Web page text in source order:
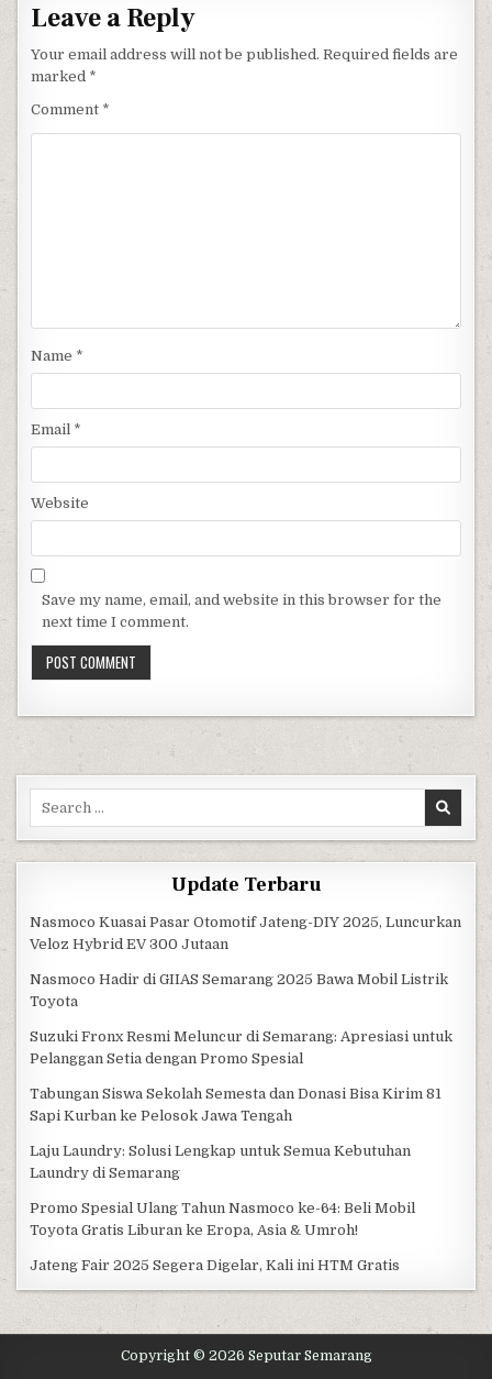
Leave a Reply
Your email address will not be published. Required fields are
marked *
Comment *
Name *
Email *
Website
Save my name, email, and website in this browser for the
next time I comment.
Update Terbaru
Nasmoco Kuasai Pasar Otomotif Jateng-DIY 2025, Luncurkan
Veloz Hybrid EV 300 Jutaan
Nasmoco Hadir di GIIAS Semarang 2025 Bawa Mobil Listrik
Toyota
Suzuki Fronx Resmi Meluncur di Semarang: Apresiasi untuk
Pelanggan Setia dengan Promo Spesial
Tabungan Siswa Sekolah Semesta dan Donasi Bisa Kirim 81
Sapi Kurban ke Pelosok Jawa Tengah
Laju Laundry: Solusi Lengkap untuk Semua Kebutuhan
Laundry di Semarang
Promo Spesial Ulang Tahun Nasmoco ke-64: Beli Mobil
Toyota Gratis Liburan ke Eropa, Asia & Umroh!
Jateng Fair 2025 Segera Digelar, Kali ini HTM Gratis
Copyright © 2026 Seputar Semarang